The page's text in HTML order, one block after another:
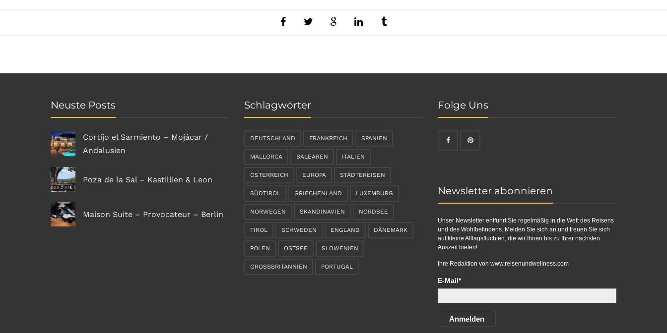
Neuste Posts
Cortijo el Sarmiento – Mojácar /
Andalusien
Poza de la Sal – Kastillien & Leon
Maison Suite – Provocateur – Berlin
Schlagwörter
DEUTSCHLAND FRANKREICH SPANIEN
MALLORCA BALEAREN ITALIEN
ÖSTERREICH EUROPA STÄDTEREISEN
SÜDTIROL GRIECHENLAND LUXEMBURG
NORWEGEN SKANDINAVIEN NORDSEE
TIROL SCHWEDEN ENGLAND DÄNEMARK
POLEN OSTSEE SLOWENIEN
GROSSBRITANNIEN PORTUGAL
Folge Uns
Newsletter abonnieren
Unser Newsletter entführt Sie regelmäßig in die Welt des Reisens
und des Wohlbefindens. Melden Sie sich an und freuen Sie sich
auf kleine Alltagsfluchten, die wir Ihnen bis zu Ihrer nächsten
Auszeit bieten!
Ihre Redaktion von www.reisenundwellness.com
E-Mail*
Anmelden